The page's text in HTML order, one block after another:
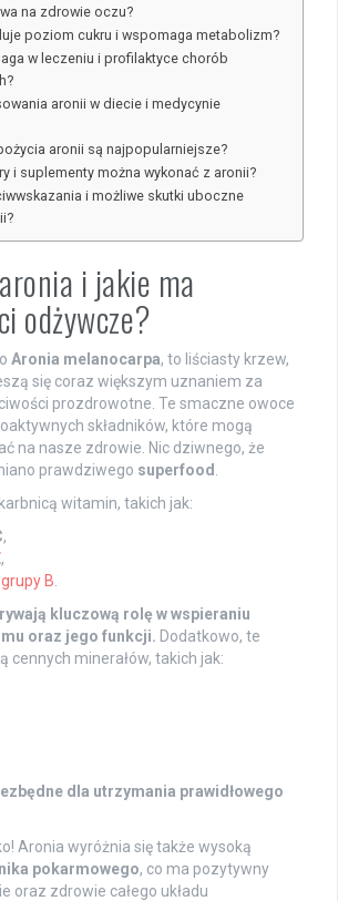
na zdrowie oczu?
poziom cukru i wspomaga metabolizm?
w leczeniu i profilaktyce chorób
aronii w diecie i medycynie
aronii są najpopularniejsze?
i suplementy można wykonać z aronii?
i możliwe skutki uboczne
i jakie ma
odżywcze?
Aronia melanocarpa, to liściasty krzew,
się coraz większym uznaniem za
prozdrowotne. Te smaczne owoce
składników, które mogą
na nasze zdrowie. Nic dziwnego, że
prawdziwego superfood
witamin, takich jak:
,
,
B
kluczową rolę w wspieraniu
oraz jego funkcji. Dodatkowo, te
cennych minerałów, takich jak:
dla utrzymania prawidłowego
Aronia wyróżnia się także wysoką
pokarmowego, co ma pozytywny
oraz zdrowie całego układu